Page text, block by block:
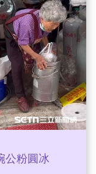
公粉圓冰